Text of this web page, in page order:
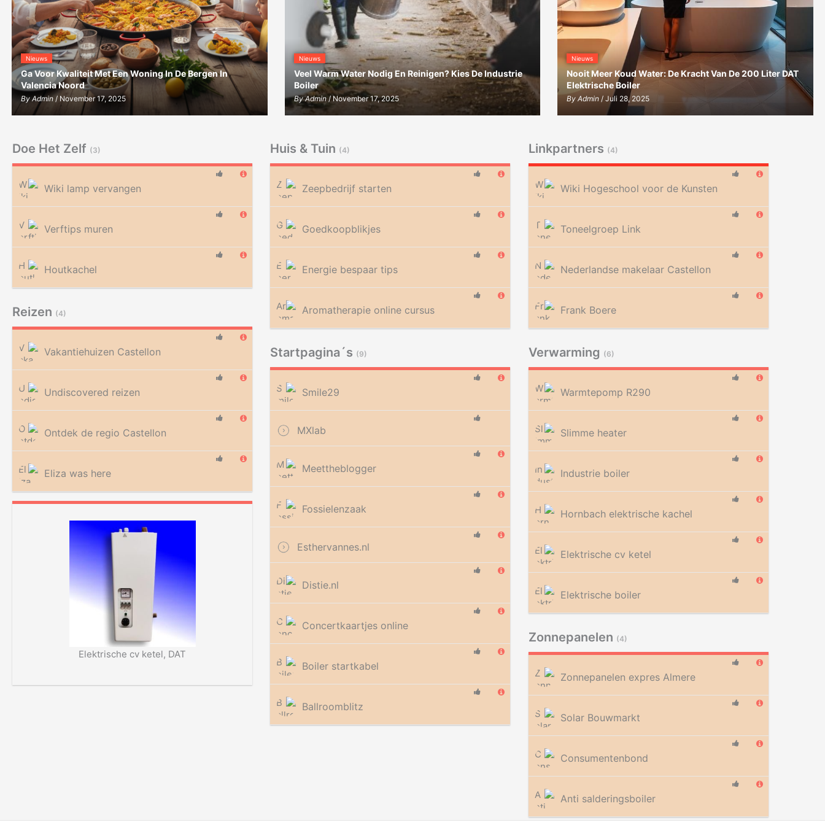
Nieuws
Ga Voor Kwaliteit Met Een Woning In De Bergen In
Valencia Noord
ByAdmin / November 17, 2025
Nieuws
Veel Warm Water Nodig En Reinigen? Kies De Industrie
Boiler
ByAdmin/ November 17, 2025
Nieuws
Nooit Meer Koud Water: De Kracht Van De 200 Liter DAT
Elektrische Boiler
ByAdmin / Juli 28, 2025
Doe Het Zelf (3)
Wiki lamp vervangen
Verftips muren
Houtkachel
Huis & Tuin (4)
Zeepbedrijf starten
Goedkoopblikjes
Energie bespaar tips
Aromatherapie online cursus
Linkpartners (4)
Wiki Hogeschool voor de Kunsten
Toneelgroep Link
Nederlandse makelaar Castellon
Frank Boere
Reizen (4)
Vakantiehuizen Castellon
Undiscovered reizen
Ontdek de regio Castellon
Eliza was here
Startpagina´s (9)
Smile29
MXlab
Meettheblogger
Fossielenzaak
Esthervannes.nl
Distie.nl
Concertkaartjes online
Boiler startkabel
Ballroomblitz
Verwarming (6)
Warmtepomp R290
Slimme heater
Industrie boiler
Hornbach elektrische kachel
Elektrische cv ketel
Elektrische boiler
Elektrische cv ketel, DAT
Zonnepanelen (4)
Zonnepanelen expres Almere
Solar Bouwmarkt
Consumentenbond
Anti salderingsboiler